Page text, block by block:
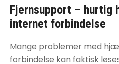
Fjernsupport – hurtig
internet forbindelse
Mange problemer med
forbindelse kan faktisk